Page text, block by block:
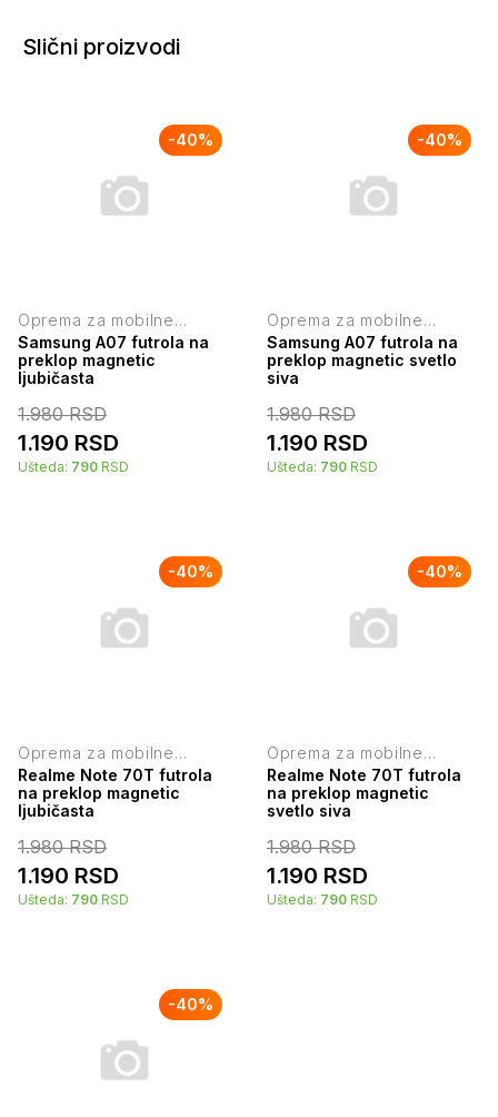
Slični proizvodi
-40%
Oprema za mobilne
telefone
Samsung A07 futrola na
preklop magnetic
ljubičasta
1.980RSD
1.190 RSD
Ušteda: 790 RSD
-40%
Oprema za mobilne
telefone
Samsung A07 futrola na
preklop magnetic svetlo
siva
1.980RSD
1.190 RSD
Ušteda: 790 RSD
-40%
Oprema za mobilne
telefone
Realme Note 70T futrola
na preklop magnetic
ljubičasta
1.980RSD
1.190 RSD
Ušteda: 790 RSD
-40%
Oprema za mobilne
telefone
Realme Note 70T futrola
na preklop magnetic
svetlo siva
1.980RSD
1.190 RSD
Ušteda: 790 RSD
-40%